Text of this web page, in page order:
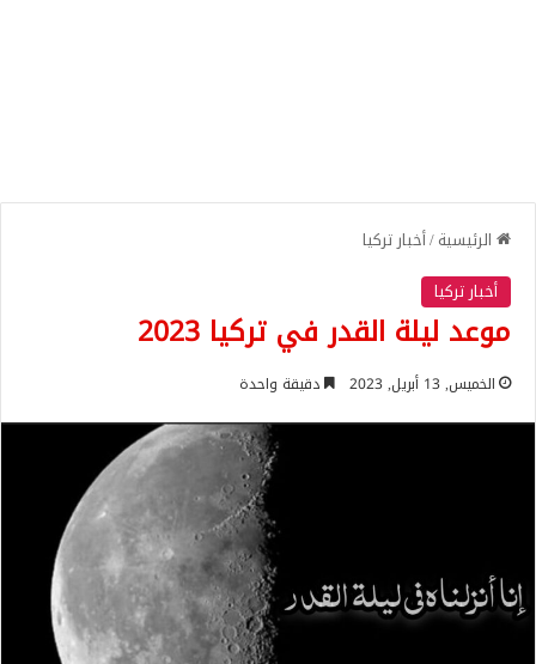
الرئيسية/أخبار تركيا
أخبار تركيا
موعد ليلة القدر في تركيا 2023
الخميس, 13 أبريل, 2023 دقيقة واحدة